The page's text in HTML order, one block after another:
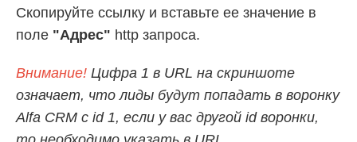
Скопируйте ссылку и вставьте ее значение в
поле "Адрес" http запроса.
Внимание! Цифра 1 в URL на скриншоте
означает, что лиды будут попадать в воронку
Alfa CRM с id 1, если у вас другой id воронки,